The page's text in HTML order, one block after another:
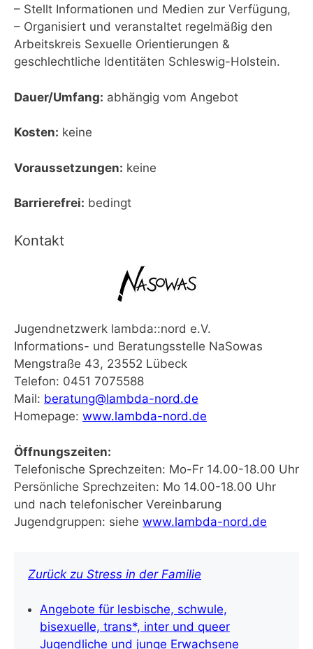
– Stellt Informationen und Medien zur Verfügung,
– Organisiert und veranstaltet regelmäßig den
Arbeitskreis Sexuelle Orientierungen &
geschlechtliche Identitäten Schleswig-Holstein.
Dauer/Umfang: abhängig vom Angebot
Kosten: keine
Voraussetzungen: keine
Barrierefrei: bedingt
Kontakt
Jugendnetzwerk lambda::nord e.V.
Informations- und Beratungsstelle NaSowas
Mengstraße 43, 23552 Lübeck
Telefon: 0451 7075588
Mail: beratung@lambda-nord.de
Homepage: www.lambda-nord.de
Öffnungszeiten:
Telefonische Sprechzeiten: Mo-Fr 14.00-18.00 Uhr
Persönliche Sprechzeiten: Mo 14.00-18.00 Uhr
und nach telefonischer Vereinbarung
Jugendgruppen: siehe www.lambda-nord.de
Zurück zu Stress in der Familie
Angebote für lesbische, schwule,
bisexuelle, trans*, inter und queer
Jugendliche und junge Erwachsene